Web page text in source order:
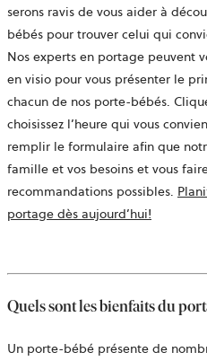
serons ravis de vous aider à
bébés pour trouver celui qui
Nos experts en portage peuvent
en visio pour vous présenter le
chacun de nos porte-bébés.
choisissez l’heure qui vous
remplir le formulaire afin que
famille et vos besoins et vous
recommandations possibles.
portage dès aujourd’hui!
onglet
Quels sont les bienfaits du
Un porte-bébé présente de